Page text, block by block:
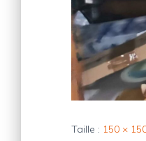
Taille : 150 ×